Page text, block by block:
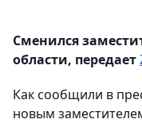
Сменился
области, передает
Как сообщили в
новым